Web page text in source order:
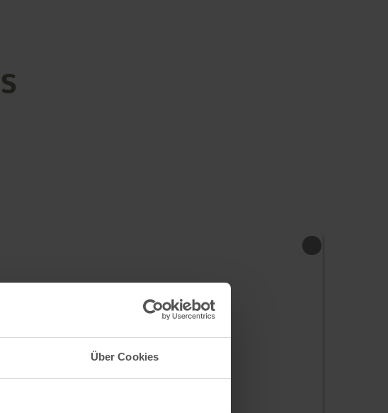
Über Cookies